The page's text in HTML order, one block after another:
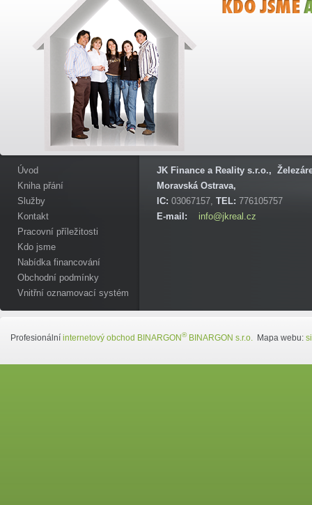
Úvod
Kniha přání
Služby
Kontakt
Pracovní příležitosti
Kdo jsme
Nabídka financování
Obchodní podmínky
Vnitřní oznamovací systém
JK Finance a Reality s.r.o.,
Moravská Ostrava,
IC: 03067157, TEL: 776105757
E-mail:
info@jkreal.cz
Profesionální internetový obchod BINARGON®BINARGON s.r.o. Mapa webu: